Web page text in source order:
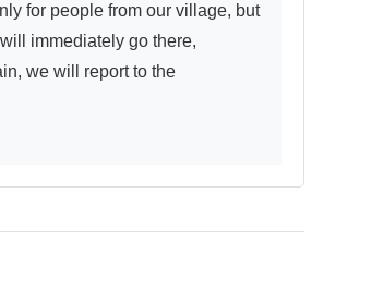
for people from our village, but
immediately go there,
we will report to the